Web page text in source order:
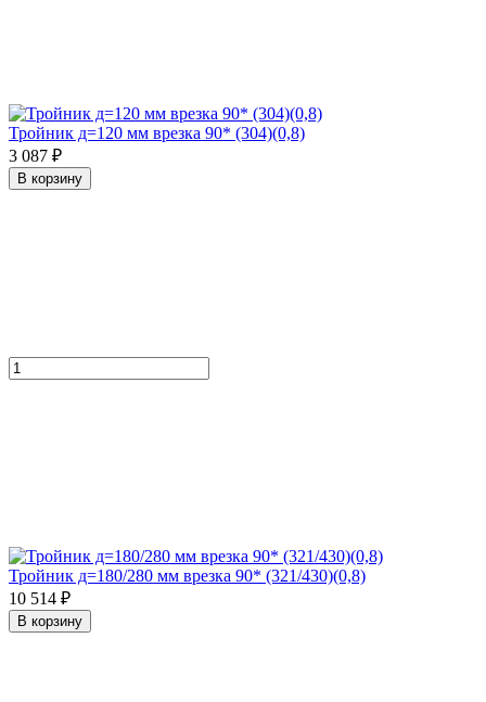
Тройник д=120 мм врезка 90* (304)(0,8)
3 087 ₽
В корзину
Тройник д=180/280 мм врезка 90* (321/430)(0,8)
10 514 ₽
В корзину